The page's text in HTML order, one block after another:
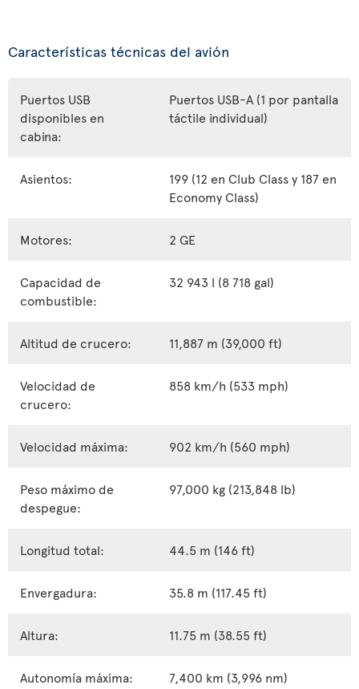
Características técnicas del avión
Puertos USB
disponibles en
cabina:
Puertos USB-A (1 por pantalla
táctile individual)
Asientos:
199 (12 en Club Class y 187 en
Economy Class)
Motores: 2 GE
Capacidad de
combustible:
32 943 l (8 718 gal)
Altitud de crucero: 11,887 m (39,000 ft)
Velocidad de
crucero:
858 km/h (533 mph)
Velocidad máxima: 902 km/h (560 mph)
Peso máximo de
despegue:
97,000 kg (213,848 lb)
Longitud total: 44.5 m (146 ft)
Envergadura: 35.8 m (117.45 ft)
Altura: 11.75 m (38.55 ft)
Autonomía máxima: 7,400 km (3,996 nm)